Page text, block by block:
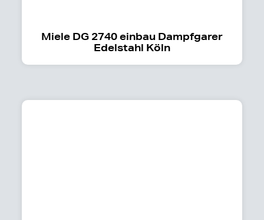
Miele DG 2740 einbau Dampfgarer
Edelstahl Köln